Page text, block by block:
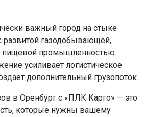
важный город на стыке
развитой газодобывающей,
пищевой промышленностью.
усиливает логистическое
дополнительный грузопоток.
в Оренбург с «ПЛК Карго» — это
которые нужны вашему